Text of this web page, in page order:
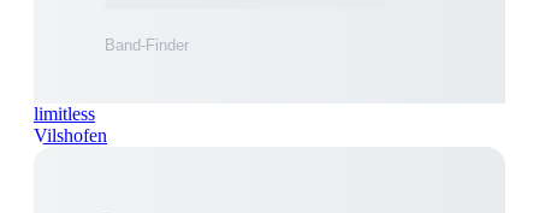
limitless
Vilshofen